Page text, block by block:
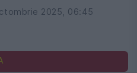
2025, 06:45